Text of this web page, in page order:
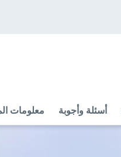
أسئلة وأجوبة معلومات